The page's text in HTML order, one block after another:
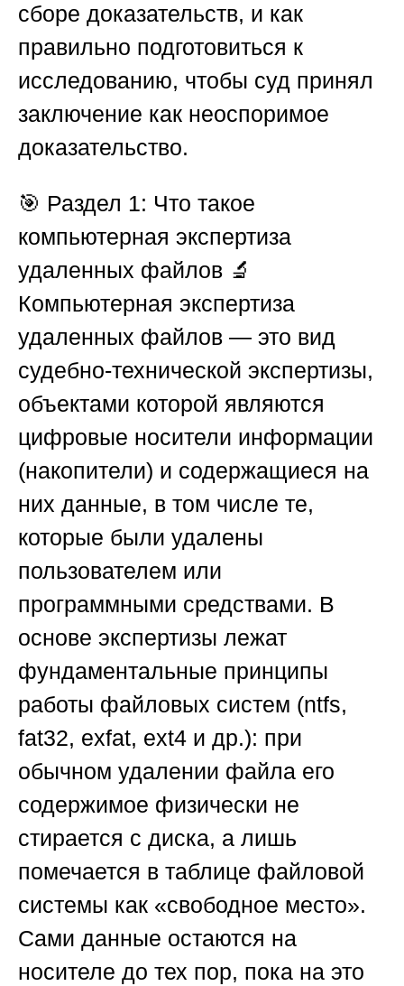
сборе доказательств, и как
правильно подготовиться к
исследованию, чтобы суд принял
заключение как неоспоримое
доказательство.
🎯 Раздел 1: Что такое
компьютерная экспертиза
удаленных файлов 🔬
Компьютерная экспертиза
удаленных файлов — это вид
судебно-технической экспертизы,
объектами которой являются
цифровые носители информации
(накопители) и содержащиеся на
них данные, в том числе те,
которые были удалены
пользователем или
программными средствами. В
основе экспертизы лежат
фундаментальные принципы
работы файловых систем (ntfs,
fat32, exfat, ext4 и др.): при
обычном удалении файла его
содержимое физически не
стирается с диска, а лишь
помечается в таблице файловой
системы как «свободное место».
Сами данные остаются на
носителе до тех пор, пока на это